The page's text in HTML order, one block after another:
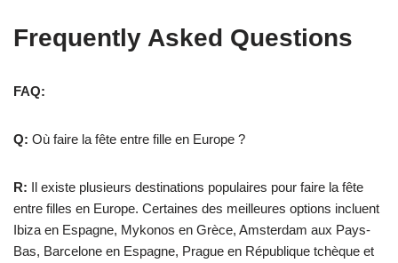
Frequently Asked Questions
FAQ:
Q: Où faire la fête entre fille en Europe ?
R: Il existe plusieurs destinations populaires pour faire la fête
entre filles en Europe. Certaines des meilleures options incluent
Ibiza en Espagne, Mykonos en Grèce, Amsterdam aux Pays-
Bas, Barcelone en Espagne, Prague en République tchèque et